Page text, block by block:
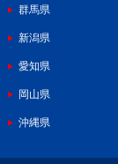
群馬県
新潟県
愛知県
岡山県
沖縄県